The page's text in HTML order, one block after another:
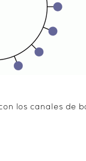
los canales de